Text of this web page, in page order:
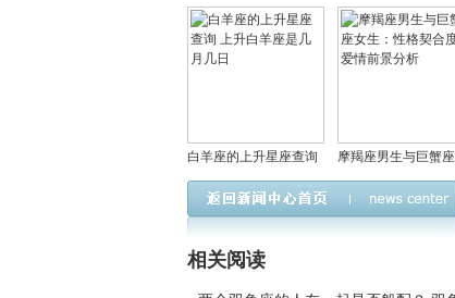
白羊座的上升星座查询
上升白羊座是几月几日
摩羯座男生与巨蟹
生：性格契合度与爱
相关阅读